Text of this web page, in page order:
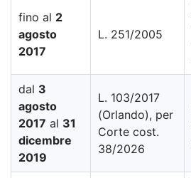
fino al 2
agosto
2017
L. 251/2005
dal 3
agosto
2017 al 31
dicembre
2019
L. 103/2017
(Orlando), per
Corte cost.
38/2026